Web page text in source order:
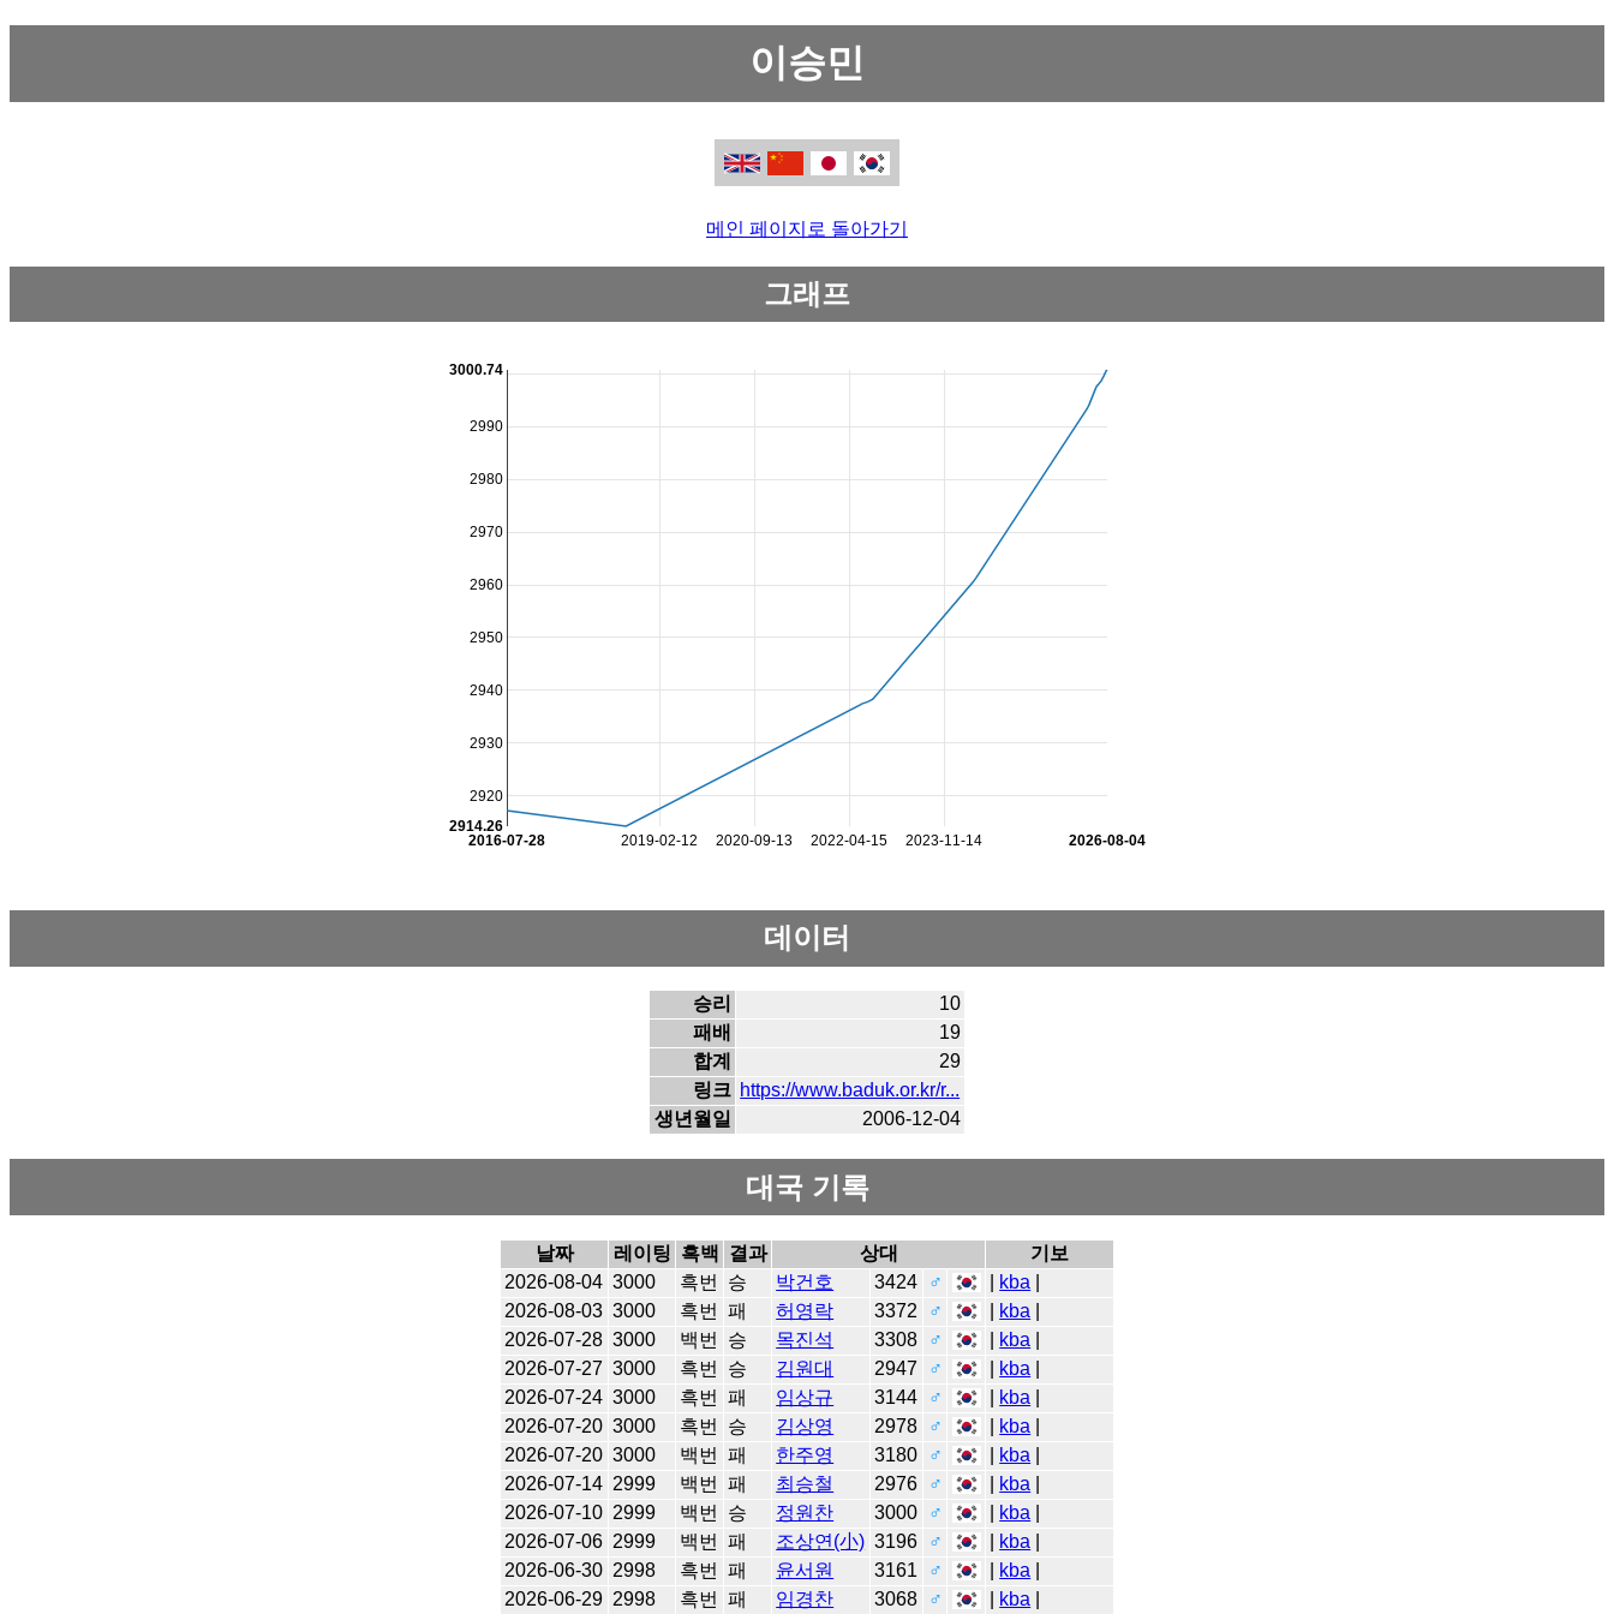
이승민
메인 페이지로 돌아가기
그래프
2019-02-12 2020-09-13 2022-04-15 2023-11-14
2016-07-28 2026-08-04
2920
2930
2940
2950
2960
2970
2980
2990
2914.26
3000.74
데이터
승리
10
패배
19
합계
29
링크 https://www.baduk.or.kr/r...
생년월일
2006-12-04
대국 기록
날짜 레이팅 흑백 결과 상대
기보
2026-08-04 3000 흑번 승 박건호 3424 ♂ kba
2026-08-03 3000 흑번 패 허영락 3372 ♂ kba
2026-07-28 3000 백번 승 목진석 3308 ♂ kba
2026-07-27 3000 흑번 승 김원대 2947 ♂ kba
2026-07-24 3000 흑번 패 임상규 3144 ♂ kba
2026-07-20 3000 흑번 승 김상영 2978 ♂ kba
2026-07-20 3000 백번 패 한주영 3180 ♂ kba
2026-07-14 2999 백번 패 최승철 2976 ♂ kba
2026-07-10 2999 백번 승 정원찬 3000 ♂ kba
2026-07-06 2999 백번 패 조상연(小) 3196 ♂ kba
2026-06-30 2998 흑번 패 윤서원 3161 ♂ kba
2026-06-29 2998 흑번 패 임경찬 3068 ♂ kba